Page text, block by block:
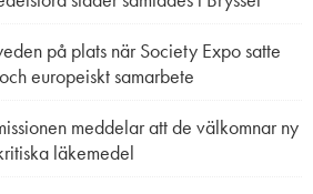
på plats när Society Expo satte
europeiskt samarbete
meddelar att de välkomnar ny
läkemedel